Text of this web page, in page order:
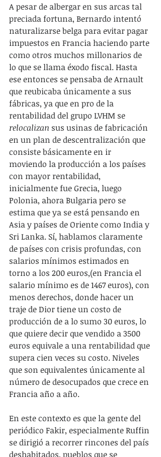
A pesar de albergar en sus arcas tal
preciada fortuna, Bernardo intentó
naturalizarse belga para evitar pagar
impuestos en Francia haciendo parte
como otros muchos millonarios de
lo que se llama éxodo fiscal. Hasta
ese entonces se pensaba de Arnault
que reubicaba únicamente a sus
fábricas, ya que en pro de la
rentabilidad del grupo LVHM se
relocalizan sus usinas de fabricación
en un plan de descentralización que
consiste básicamente en ir
moviendo la producción a los países
con mayor rentabilidad,
inicialmente fue Grecia, luego
Polonia, ahora Bulgaria pero se
estima que ya se está pensando en
Asia y países de Oriente como India y
Sri Lanka. Sí, hablamos claramente
de países con crisis profundas, con
salarios mínimos estimados en
torno a los 200 euros,(en Francia el
salario mínimo es de 1467 euros), con
menos derechos, donde hacer un
traje de Dior tiene un costo de
producción de a lo sumo 30 euros, lo
que quiere decir que vendido a 3500
euros equivale a una rentabilidad que
supera cien veces su costo. Niveles
que son equivalentes únicamente al
número de desocupados que crece en
Francia año a año.
En este contexto es que la gente del
periódico Fakir, especialmente Ruffin
se dirigió a recorrer rincones del país
deshabitados, pueblos que se